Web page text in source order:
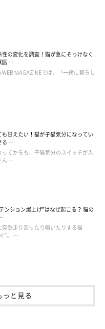
ごと
間から中に入ってしまい
とぎと、行って欲しくな
遊べー、かまえー』の夜
」
、観葉植物を片っ端から
かずっと見ていました。
の変化を調査！猫が急にそっけなく
医 …
MAGAZINEでは、「一緒に暮らし
甘えたい！猫が子猫気分になってい
る …
てからも、子猫気分のスイッチが入
ん …
ンション爆上げ”はなぜ起こる？ 猫の
突然走り回ったり鳴いたりする猫
”。 …
と見る